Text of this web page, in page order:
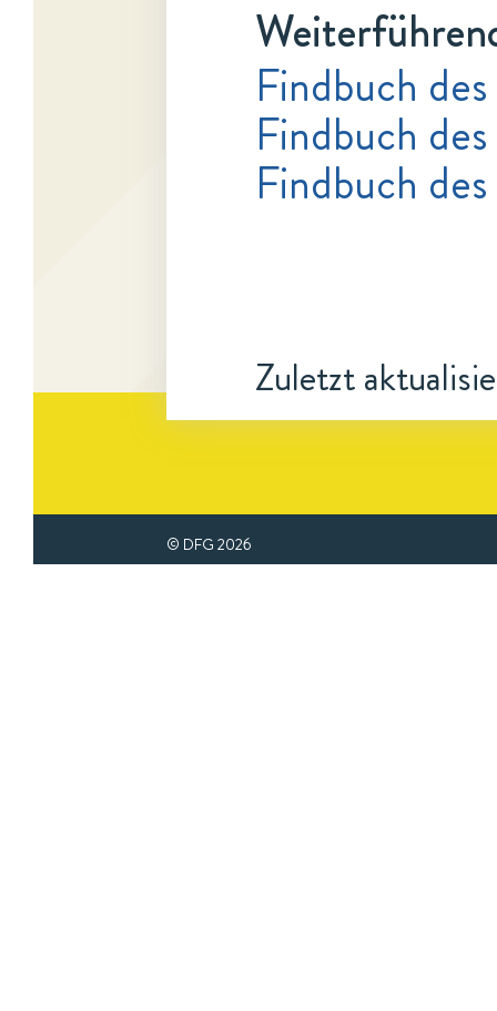
Findbuch
Findbuch
Findbuch
Zuletzt
© DFG 2026